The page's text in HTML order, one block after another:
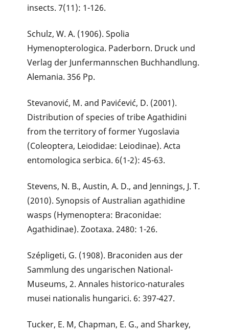
insects. 7(11): 1-126.
Schulz, W. A. (1906). Spolia
Hymenopterologica. Paderborn. Druck und
Verlag der Junfermannschen Buchhandlung.
Alemania. 356 Pp.
Stevanović, M. and Pavićević, D. (2001).
Distribution of species of tribe Agathidini
from the territory of former Yugoslavia
(Coleoptera, Leiodidae: Leiodinae). Acta
entomologica serbica. 6(1-2): 45-63.
Stevens, N. B., Austin, A. D., and Jennings, J. T.
(2010). Synopsis of Australian agathidine
wasps (Hymenoptera: Braconidae:
Agathidinae). Zootaxa. 2480: 1-26.
Szépligeti, G. (1908). Braconiden aus der
Sammlung des ungarischen National-
Museums, 2. Annales historico-naturales
musei nationalis hungarici. 6: 397-427.
Tucker, E. M, Chapman, E. G., and Sharkey,